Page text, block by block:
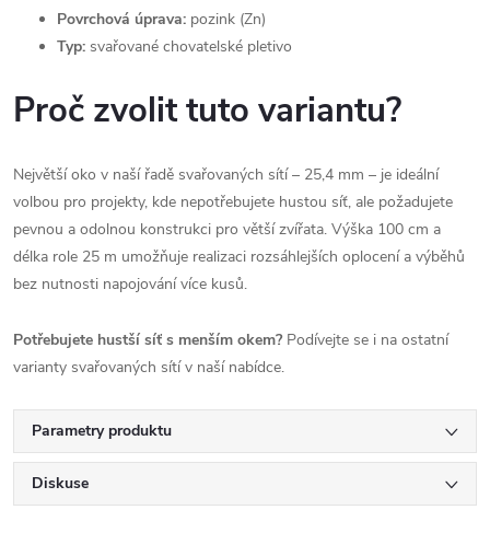
Povrchová úprava: pozink (Zn)
Typ: svařované chovatelské pletivo
Proč zvolit tuto variantu?
Největší oko v naší řadě svařovaných sítí – 25,4 mm – je ideální
volbou pro projekty, kde nepotřebujete hustou síť, ale požadujete
pevnou a odolnou konstrukci pro větší zvířata. Výška 100 cm a
délka role 25 m umožňuje realizaci rozsáhlejších oplocení a výběhů
bez nutnosti napojování více kusů.
Potřebujete hustší síť s menším okem?Podívejte se i na ostatní
varianty svařovaných sítí v naší nabídce.
Parametry produktu
Diskuse